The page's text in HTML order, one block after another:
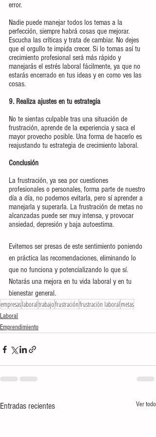
error.
Nadie puede manejar todos los temas a la
perfección, siempre habrá cosas que mejorar.
Escucha las críticas y trata de cambiar. No dejes
que el orgullo te impida crecer. Si lo tomas así tu
crecimiento profesional será más rápido y
manejarás el estrés laboral fácilmente, ya que no
estarás encerrado en tus ideas y en como ves las
cosas.
9. Realiza ajustes en tu estrategia
No te sientas culpable tras una situación de
frustración, aprende de la experiencia y saca el
mayor provecho posible. Una forma de hacerlo es
reajustando tu estrategia de crecimiento laboral.
Conclusión
La frustración, ya sea por cuestiones
profesionales o personales, forma parte de nuestro
día a día, no podemos evitarla, pero sí aprender a
manejarla y superarla. La frustración de metas no
alcanzadas puede ser muy intensa, y provocar
ansiedad, depresión y baja autoestima.
Evitemos ser presas de este sentimiento poniendo
en práctica las recomendaciones, eliminando lo
que no funciona y potencializando lo que sí.
Notarás una mejora en tu vida laboral y en tu
bienestar general.
empresaslaboraltrabajofrustraciónfrustración laboral metas
Laboral
Emprendimiento
Entradas recientes Ver todo